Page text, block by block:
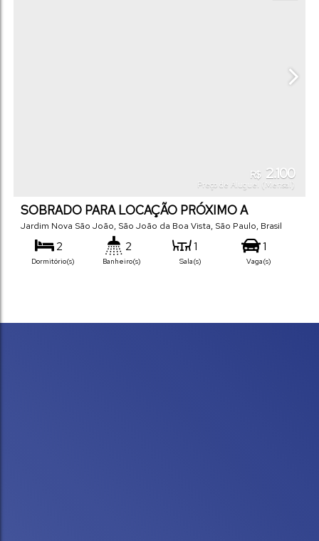
R$ 2.100
Preço de Aluguel (Mensal)
SOBRADO PARA LOCAÇÃO PRÓXIMO A
UNIFEOB
Jardim Nova São João, São João da Boa Vista, São Paulo, Brasil
2
Dormitório(s)
2
Banheiro(s)
1
Sala(s)
1
Vaga(s)